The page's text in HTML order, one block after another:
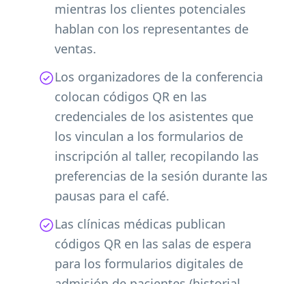
mientras los clientes potenciales
hablan con los representantes de
ventas.
Los organizadores de la conferencia
colocan códigos QR en las
credenciales de los asistentes que
los vinculan a los formularios de
inscripción al taller, recopilando las
preferencias de la sesión durante las
pausas para el café.
Las clínicas médicas publican
códigos QR en las salas de espera
para los formularios digitales de